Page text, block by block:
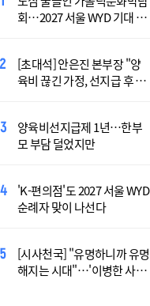
회…2027 서울 WYD 기대 높
[초대석] 안은진 본부장 "양
육비 끊긴 가정, 선지급 후 아
양육비선지급제 1년…한부
모 부담 덜었지만
'K-편의점'도 2027 서울 WYD
순례자 맞이 나선다
[시사천국] "유명하니까 유명
해지는 시대"…'이병한 사
지…민주당 전대 최대 승부
李 "국가폭력 다시는 없어
야"…피해자들에게 첫 직접
'호우 피해' 안동·의성 특별
재난지역 선포…국비 추가
폭염 '뉴 노멀' 시대…"한 단
계 높은 수준의 폭염"
[사제인사] 안동교구, 10일
부